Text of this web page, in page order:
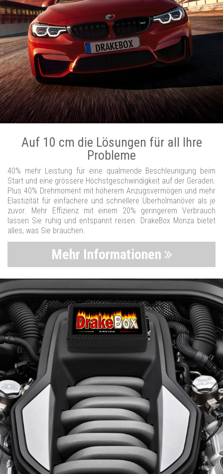
Auf 10 cm die Lösungen für all Ihre
Probleme
40% mehr Leistung für eine qualmende Beschleunigung beim
Start und eine grössere Höchstgeschwindigkeit auf der Geraden.
Plus 40% Drehmoment mit höherem Anzugsvermögen und mehr
Elastizität für einfachere und schnellere Überholmanöver als je
zuvor. Mehr Effizienz mit einem 20% geringerem Verbrauch
lassen Sie ruhig und entspannt reisen. DrakeBox Monza bietet
alles, was Sie brauchen.
Mehr Informationen